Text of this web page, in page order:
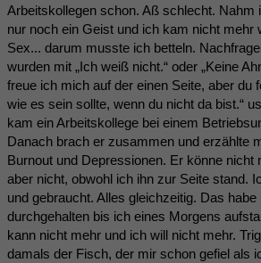
Arbeitskollegen schon. Aß schlecht. Nahm
nur noch ein Geist und ich kam nicht mehr
Sex... darum musste ich betteln.
wurden mit „Ich weiß nicht.“ oder „Keine
freue ich mich auf der einen Seite, aber du
wie es sein sollte, wenn du nicht da bist.“
kam ein Arbeitskollege bei einem
Danach brach er zusammen und erzählte
Burnout und Depressionen. Er könne nicht
aber nicht, obwohl ich ihn zur Seite stand.
und gebraucht. Alles gleichzeitig. Das
durchgehalten bis ich eines Morgens
kann nicht mehr und ich will nicht mehr.
damals der Fisch, der mir schon gefiel als